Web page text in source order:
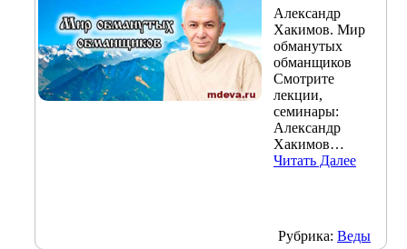
Александр
Хакимов. Мир
обманутых
обманщиков
Смотрите
лекции,
семинары:
Александр
Хакимов…
Читать Далее
Рубрика: Веды